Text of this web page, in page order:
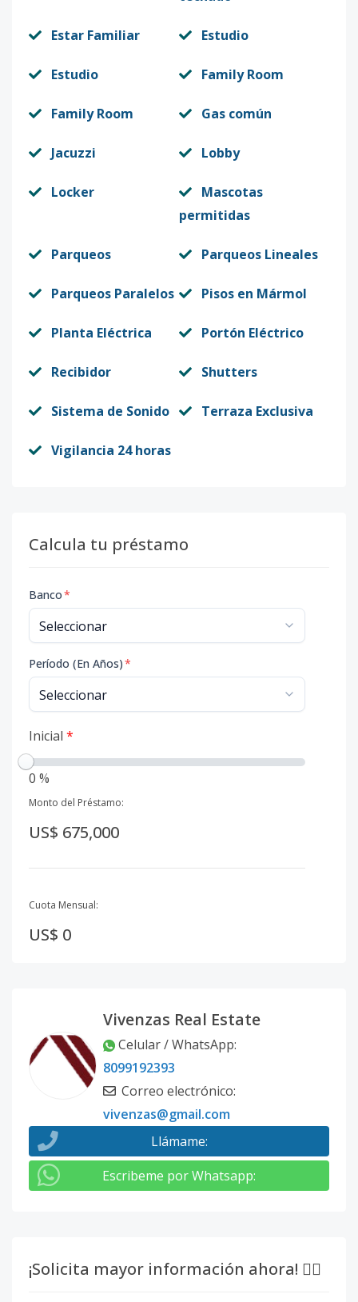
Estar Familiar Estudio
Estudio Family Room
Family Room Gas común
Jacuzzi Lobby
Locker
Mascotas
permitidas
Parqueos Parqueos Lineales
Parqueos Paralelos Pisos en Mármol
Planta Eléctrica Portón Eléctrico
Recibidor Shutters
Sistema de Sonido Terraza Exclusiva
Vigilancia 24 horas
Calcula tu préstamo
Banco*
Período (En Años)*
Inicial *
0 %
Monto del Préstamo:
US$ 675,000
Cuota Mensual:
US$ 0
Vivenzas Real Estate
Celular / WhatsApp:
8099192393
Correo electrónico:
vivenzas@gmail.com
Llámame:
Escribeme por Whatsapp:
¡Solicita mayor información ahora! 👇🏽